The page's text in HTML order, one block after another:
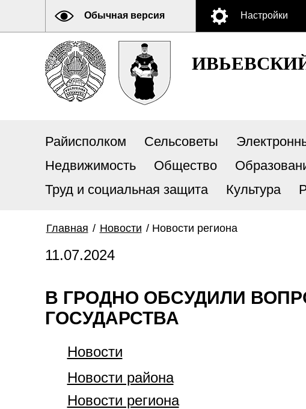
Обычная версия Настройки
Райисполком Сельсоветы
Недвижимость
Общество
Труд и социальная защита
Культура
Главная / Новости / Новости региона
11.07.2024
В ГРОДНО ОБСУДИЛИ
ГОСУДАРСТВА
Новости
Новости района
Новости региона